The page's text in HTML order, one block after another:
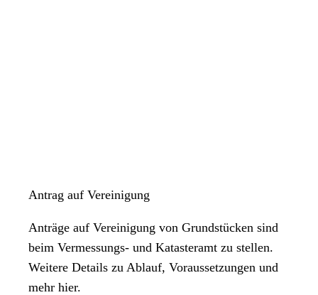
Antrag auf Vereinigung
Anträge auf Vereinigung von Grundstücken sind
beim Vermessungs- und Katasteramt zu stellen.
Weitere Details zu Ablauf, Voraussetzungen und
mehr hier.